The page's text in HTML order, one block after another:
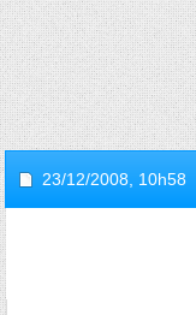
23/12/2008, 10h58